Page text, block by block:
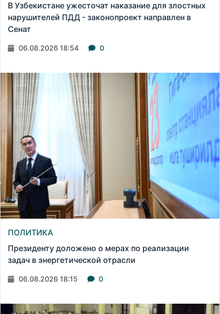
В Узбекистане ужесточат наказание для злостных
нарушителей ПДД - законопроект направлен в
Сенат
06.08.2026 18:54 0
ПОЛИТИКА
Президенту доложено о мерах по реализации
задач в энергетической отрасли
06.08.2026 18:15 0